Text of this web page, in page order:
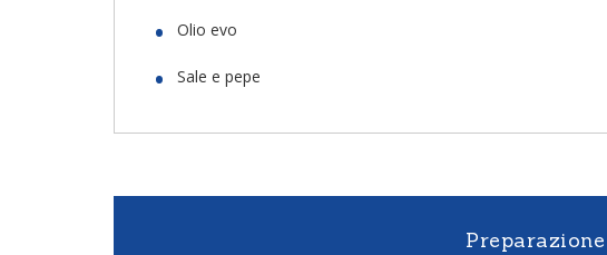
Olio evo
Sale e pepe
Preparazione